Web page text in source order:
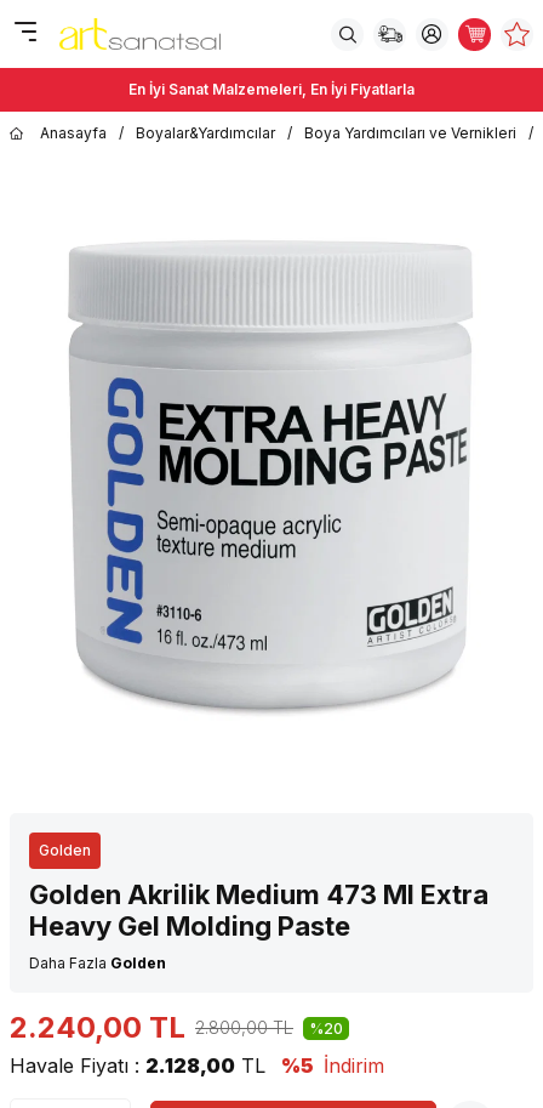
En İyi Sanat Malzemeleri, En İyi Fiyatlarla
Anasayfa / Boyalar&Yardımcılar / Boya Yardımcıları ve Vernikleri /
Golden
Golden Akrilik Medium 473 Ml Extra
Heavy Gel Molding Paste
Daha Fazla Golden
2.240,00 TL 2.800,00TL %20
Havale Fiyatı : 2.128,00 TL %5 İndirim